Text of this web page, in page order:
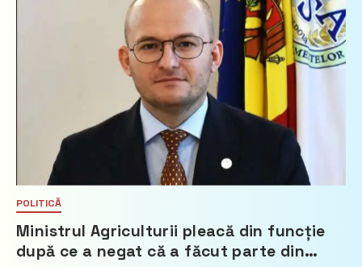
POLITICĂ
Ministrul Agriculturii pleacă din funcție
după ce a negat că a făcut parte din